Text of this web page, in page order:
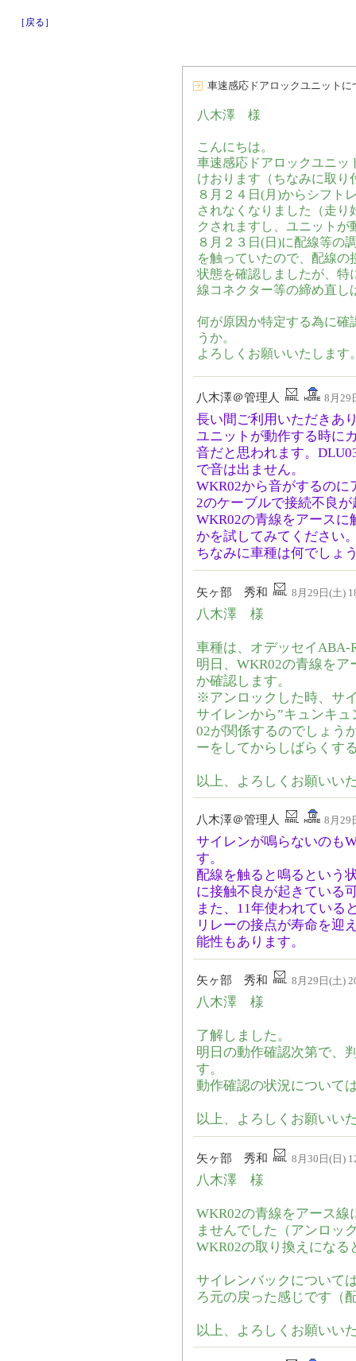
［戻る］
車速感応ドアロックユニットに
八木澤 様
こんにちは。
車速感応ドアロックユニッ
けおります（ちなみに取り
８月２４日(月)からシフト
されなくなりました（走
クされますし、ユニット
８月２３日(日)に配線等の
を触っていたので、配線
状態を確認しましたが、特
線コネクター等の締め直し
何が原因か特定する為に確
うか。
よろしくお願いいたします
八木澤＠管理人 8月29
長い間ご利用いただきあ
ユニットが動作する時に
音だと思われます。
で音は出ません。
WKR02から音がするの
2のケーブルで接続不良
WKR02の青線をアース
かを試してみてください
ちなみに車種は何でしょ
矢ヶ部 秀和 8月29日(土)
八木澤 様
車種は、オデッセイABA-
明日、WKR02の青線を
か確認します。
※アンロックした時、サ
サイレンから”キュンキ
02が関係するのでしょう
ーをしてからしばらくす
以上、よろしくお願いい
八木澤＠管理人 8月29
サイレンが鳴らないのも
す。
配線を触ると鳴るという
に接触不良が起きている
また、11年使われている
リレーの接点が寿命を迎
能性もあります。
矢ヶ部 秀和 8月29日(土)
八木澤 様
了解しました。
明日の動作確認次第で、
す。
動作確認の状況について
以上、よろしくお願いい
矢ヶ部 秀和 8月30日(日)
八木澤 様
WKR02の青線をアース
ませんでした（アンロッ
WKR02の取り換えにな
サイレンバックについて
ろ元の戻った感じです（
以上、よろしくお願いい